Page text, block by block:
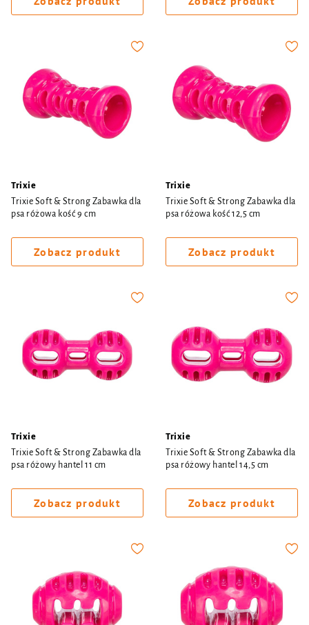
Trixie
Trixie Soft & Strong Zabawka dla
psa różowa kość 9 cm
Zobacz produkt
Trixie
Trixie Soft & Strong Zabawka dla
psa różowa kość 12,5 cm
Zobacz produkt
Trixie
Trixie Soft & Strong Zabawka dla
psa różowy hantel 11 cm
Zobacz produkt
Trixie
Trixie Soft & Strong Zabawka dla
psa różowy hantel 14,5 cm
Zobacz produkt